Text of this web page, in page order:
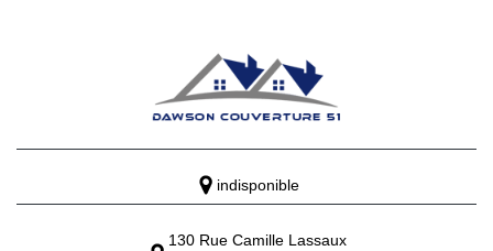
indisponible
130 Rue Camille Lassaux